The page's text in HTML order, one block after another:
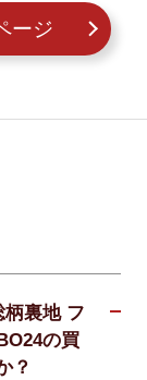
ージ
裏地 フ
の買
？